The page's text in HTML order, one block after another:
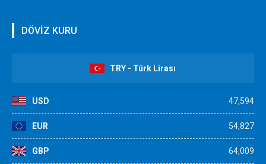
DÖVİZ KURU
TRY - Türk Lirası
USD 47,594
EUR 54,827
GBP 64,009